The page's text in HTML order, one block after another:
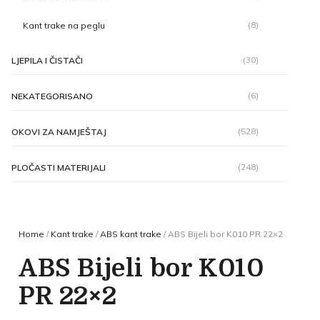
Kant trake na peglu (8)
LJEPILA I ČISTAČI (30)
NEKATEGORISANO (6)
OKOVI ZA NAMJEŠTAJ (528)
PLOČASTI MATERIJALI (248)
Home / Kant trake /ABS kant trake / ABS Bijeli bor K010 PR 22×2
ABS Bijeli bor K010
PR 22×2